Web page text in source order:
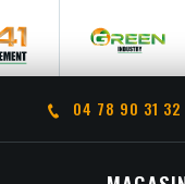
04 78 90 31 32